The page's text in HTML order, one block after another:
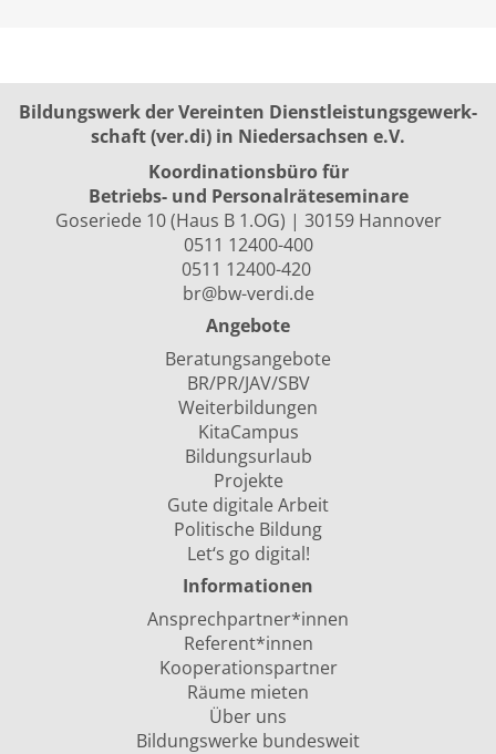
Bildungswerk der Vereinten Dienst­leis­tungs­ge­werk­
schaft (ver.di) in Niedersachsen e.V.
Koordinationsbüro für
Betriebs- und Personalräte­seminare
Goseriede 10 (Haus B 1.OG) | 30159 Hannover
0511 12400-400
0511 12400-420
br@bw-verdi.de
Angebote
Beratungsangebote
BR/PR/JAV/SBV
Weiterbildungen
KitaCampus
Bildungsurlaub
Projekte
Gute digitale Arbeit
Politische Bildung
Let‘s go digital!
Informationen
Ansprechpartner*innen
Referent*innen
Kooperationspartner
Räume mieten
Über uns
Bildungswerke bundesweit